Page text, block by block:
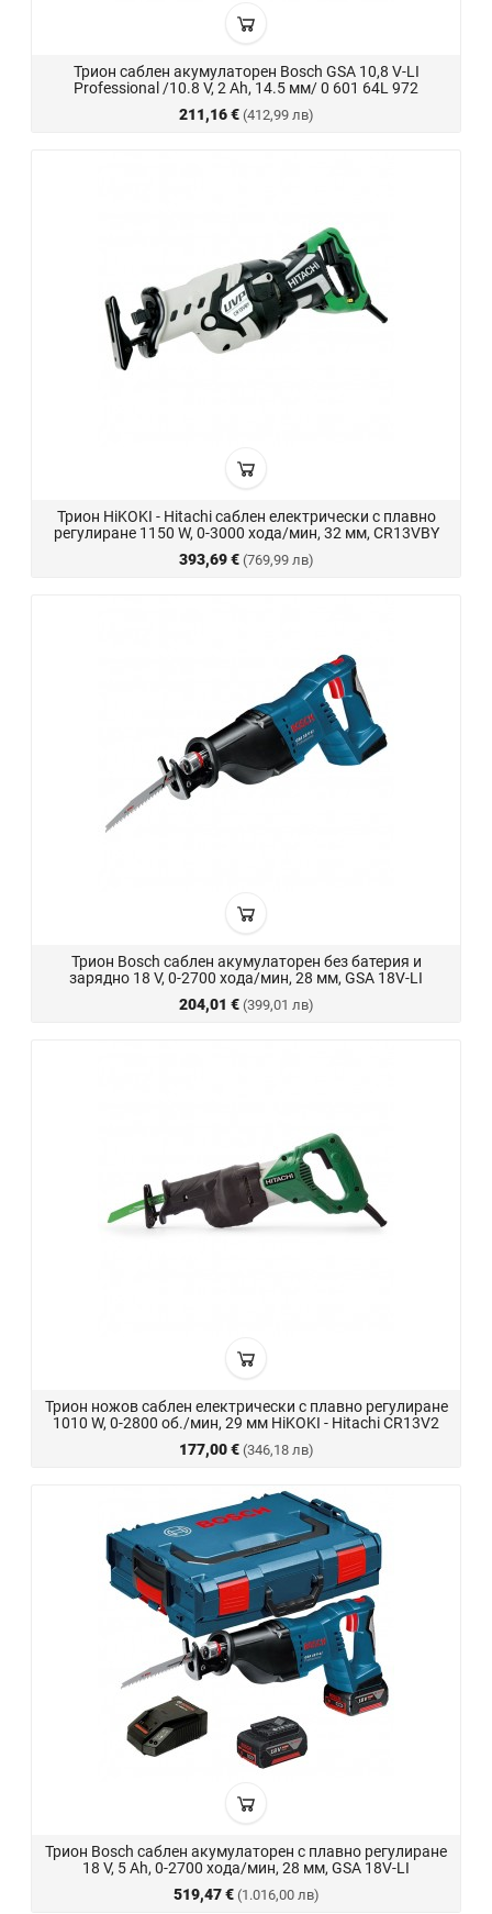
Трион саблен акумулаторен Bosch GSA 10,8 V-LI
Professional /10.8 V, 2 Ah, 14.5 мм/ 0 601 64L 972
211,16 € (412,99 лв)
Трион HiKOKI - Hitachi саблен електрически с плавно
регулиране 1150 W, 0-3000 хода/мин, 32 мм, CR13VBY
393,69 € (769,99 лв)
Трион Bosch саблен акумулаторен без батерия и
зарядно 18 V, 0-2700 хода/мин, 28 мм, GSA 18V-LI
204,01 € (399,01 лв)
Трион ножов саблен електрически с плавно регулиране
1010 W, 0-2800 об./мин, 29 мм HiKOKI - Hitachi CR13V2
177,00 € (346,18 лв)
Трион Bosch саблен акумулаторен с плавно регулиране
18 V, 5 Ah, 0-2700 хода/мин, 28 мм, GSA 18V-LI
519,47 € (1.016,00 лв)